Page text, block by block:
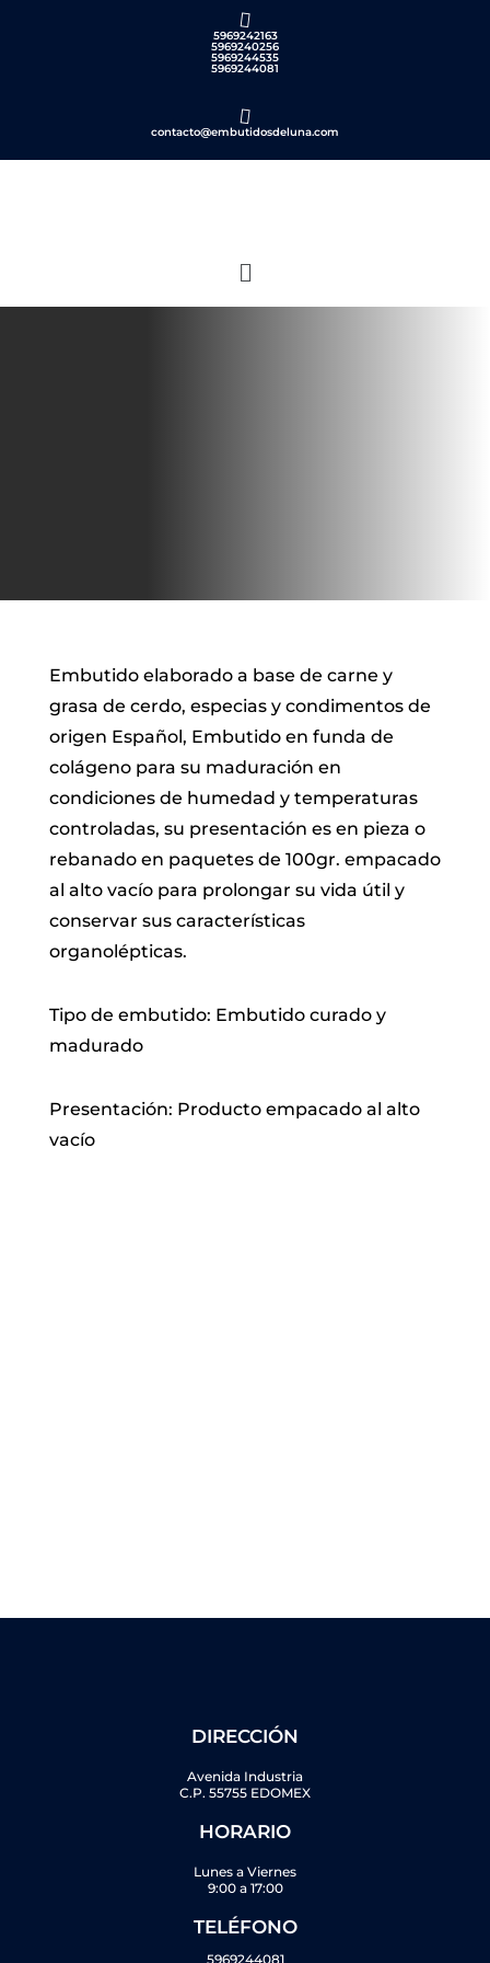
5969242163
5969240256
5969244535
5969244081
contacto@embutidosdeluna.com
Embutido elaborado a base de carne y
grasa de cerdo, especias y condimentos de
origen Español, Embutido en funda de
colágeno para su maduración en
condiciones de humedad y temperaturas
controladas, su presentación es en pieza o
rebanado en paquetes de 100gr. empacado
al alto vacío para prolongar su vida útil y
conservar sus características
organolépticas.
Tipo de embutido: Embutido curado y
madurado
Presentación: Producto empacado al alto
vacío
DIRECCIÓN
Avenida Industria
C.P. 55755 EDOMEX
HORARIO
Lunes a Viernes
9:00 a 17:00
TELÉFONO
5969244081